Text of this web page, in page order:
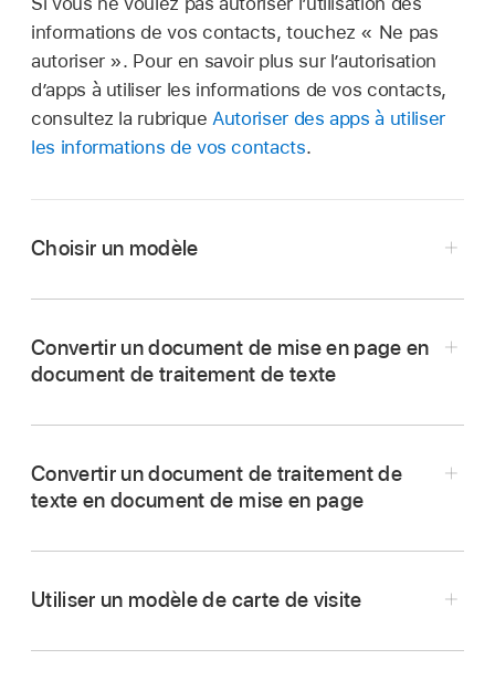
informations de vos contacts, touchez « Ne pas
autoriser ». Pour en savoir plus sur l’autorisation
d’apps à utiliser les informations de vos contacts,
consultez la rubrique Autoriser des apps à utiliser
les informations de vos contacts.
Choisir un modèle
« Choisir un modèle ».
gestionnaire de documents.
Faites défiler pour trouver un modèle
l’ouvrir.
Pour créer un document composé
Convertir un document de mise en page en
document de traitement de texte
Convertir un document de traitement de
texte en document de mise en page
Utiliser un modèle de carte de visite